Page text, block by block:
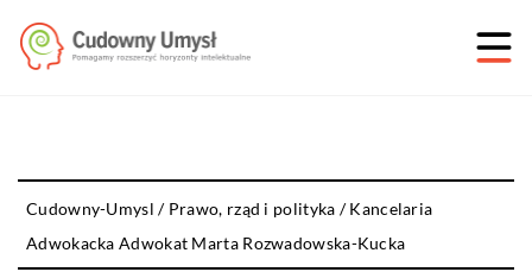
Cudowny-Umysl / Prawo, rząd i polityka /Kancelaria
Adwokacka Adwokat Marta Rozwadowska-Kucka